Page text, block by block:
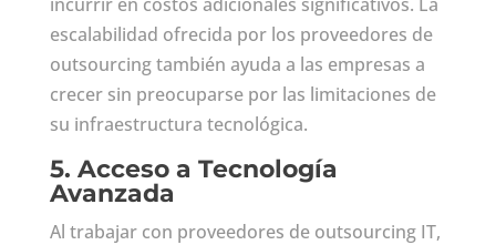
escalabilidad ofrecida por los proveedores de
outsourcing también ayuda a las empresas a
crecer sin preocuparse por las limitaciones de
su infraestructura tecnológica.
5. Acceso a Tecnología
Avanzada
Al trabajar con proveedores de outsourcing IT,